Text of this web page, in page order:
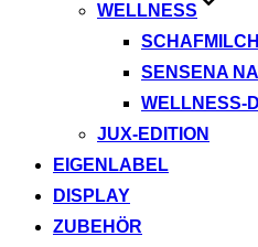
WELLNESS
SENSENA
WELLNESS-
JUX-EDITION
EIGENLABEL
DISPLAY
ZUBEHÖR